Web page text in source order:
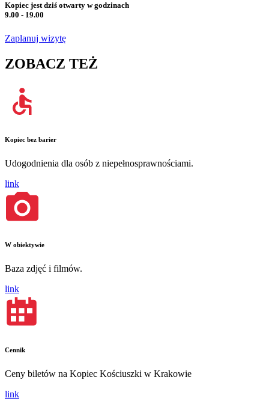
Kopiec jest dziś otwarty w godzinach
9.00 - 19.00
Zaplanuj wizytę
ZOBACZ TEŻ
Kopiec bez barier
Udogodnienia dla osób z niepełnosprawnościami.
link
W obiektywie
Baza zdjęć i filmów.
link
Cennik
Ceny biletów na Kopiec Kościuszki w Krakowie
link